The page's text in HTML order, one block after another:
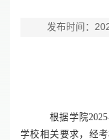
发布时间：
根据学院
学校相关要求，经